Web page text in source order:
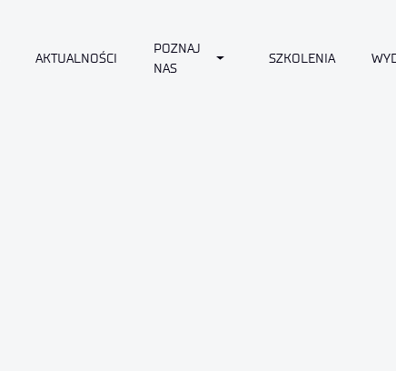
AKTUALNOŚCI
POZNAJ
NAS
Toggle Dropdown
SZKOLENIA